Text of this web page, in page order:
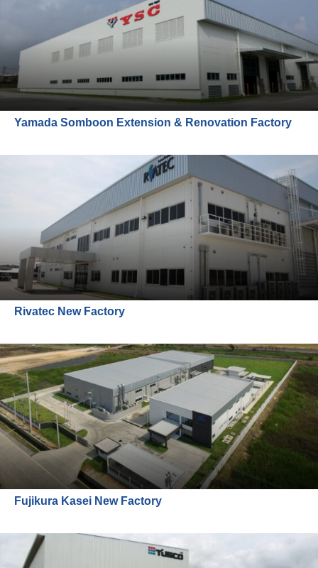
Yamada Somboon Extension & Renovation Factory
Rivatec New Factory
Fujikura Kasei New Factory